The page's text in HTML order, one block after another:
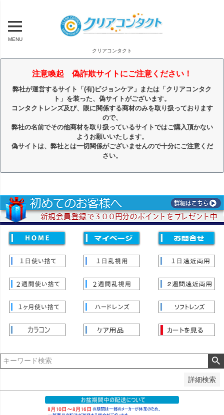
MENU
クリアコンタクト
注意喚起 偽詐欺サイトにご注意ください！
弊社が運営するサイト「(有)ビジョンケア」または「クリアコンタク
ト」を装った、偽サイトがございます。
コンタクトレンズ及び、眼に関係する商材のみを取り扱っております
ので、
弊社の名前でその他商材を取り扱っているサイトではご購入頂かない
ようお願いいたします。
偽サイトは、弊社とは一切関係がございませんので十分にご注意くだ
さい。
詳細検索
価格
〜
並び順
登録順
価格が高い順
レビュー順
キーワードヒット順